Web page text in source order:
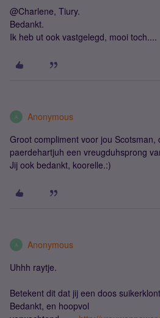
@Charlene, Tiury.
Bedankt.
Ik heb ut ook vastgelegd, mooi toch....
A Anonymous
Groot compliment voor jou Scotsman,
paerdehartjuh een vreugduhsprong
Jij ook bedankt, koorelle.:)
A Anonymous
Uhhh raytje.
Betekent dit dat jij een doos
Bedankt, en hoopvol